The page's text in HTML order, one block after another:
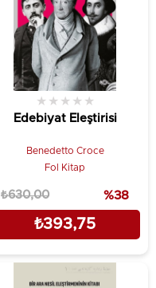
Edebiyat Eleştirisi
★ ★ ★ ★ ★
Benedetto Croce
Fol Kitap
₺393,75
₺630,00 %38